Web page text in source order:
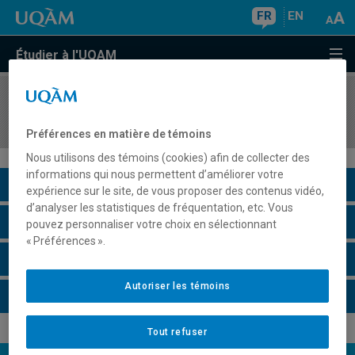
FR EN
Étudier à l'UQAM
COURS//
Description du cours
Horaire - Été 2026
Préférences en matière de témoins
Nous utilisons des témoins (cookies) afin de collecter des
informations qui nous permettent d’améliorer votre
expérience sur le site, de vous proposer des contenus vidéo,
d’analyser les statistiques de fréquentation, etc. Vous
pouvez personnaliser votre choix en sélectionnant
« Préférences ».
Tout refuser
Autoriser les témoins